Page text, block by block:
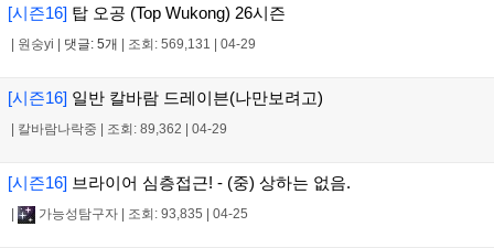
[시즌16] 탑 오공 (Top Wukong) 26시즌
원숭yi 댓글: 5개 조회: 569,131 04-29
[시즌16] 일반 칼바람 드레이븐(나만보려고)
칼바람나락중 조회: 89,362 04-29
[시즌16] 브라이어 심층접근! - (중) 상하는 없음.
가능성탐구자 조회: 93,835 04-25